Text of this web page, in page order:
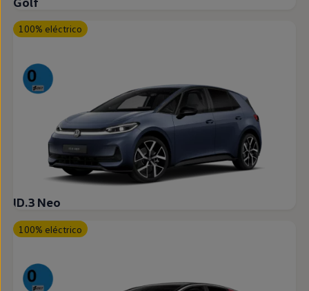
100% eléctrico
ID.3 Neo
100% eléctrico